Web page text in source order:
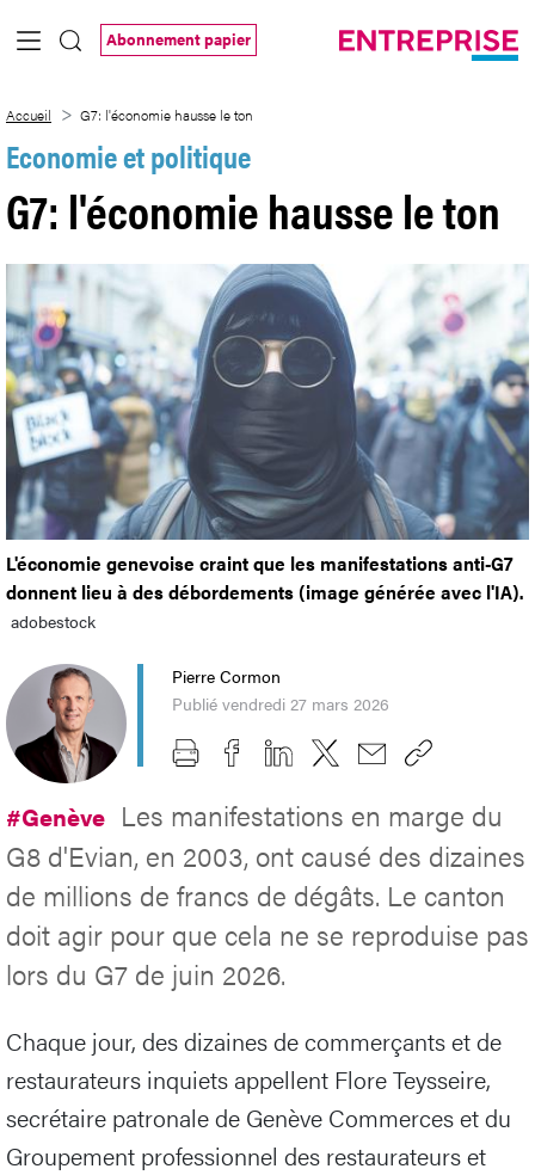
Saut au contenu principal
Abonnement papier
Accueil G7: l'économie hausse le ton
Economie et politique
G7: l'économie hausse le ton
L'économie genevoise craint que les manifestations anti-G7
donnent lieu à des débordements (image générée avec l'IA).
adobestock
Pierre Cormon
Publié vendredi 27 mars 2026
#Genève Les manifestations en marge du
G8 d'Evian, en 2003, ont causé des dizaines
de millions de francs de dégâts. Le canton
doit agir pour que cela ne se reproduise pas
lors du G7 de juin 2026.
Chaque jour, des dizaines de commerçants et de
restaurateurs inquiets appellent Flore Teysseire,
secrétaire patronale de Genève Commerces et du
Groupement professionnel des restaurateurs et